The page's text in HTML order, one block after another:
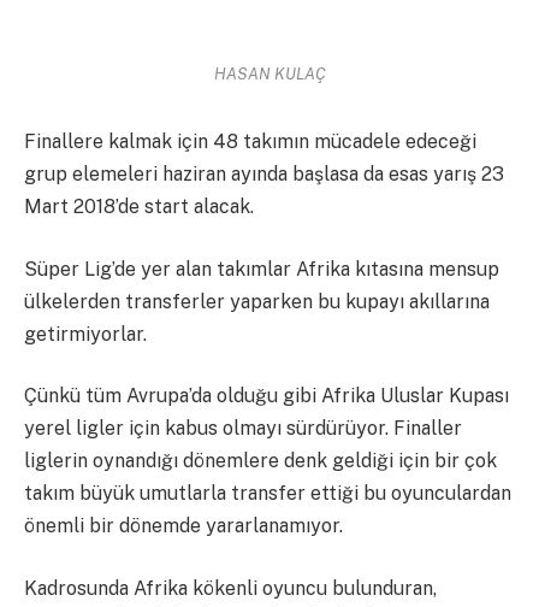
HASAN KULAÇ
Finallere kalmak için 48 takımın mücadele edeceği
grup elemeleri haziran ayında başlasa da esas yarış 23
Mart 2018’de start alacak.
Süper Lig’de yer alan takımlar Afrika kıtasına mensup
ülkelerden transferler yaparken bu kupayı akıllarına
getirmiyorlar.
Çünkü tüm Avrupa’da olduğu gibi Afrika Uluslar Kupası
yerel ligler için kabus olmayı sürdürüyor. Finaller
liglerin oynandığı dönemlere denk geldiği için bir çok
takım büyük umutlarla transfer ettiği bu oyunculardan
önemli bir dönemde yararlanamıyor.
Kadrosunda Afrika kökenli oyuncu bulunduran,